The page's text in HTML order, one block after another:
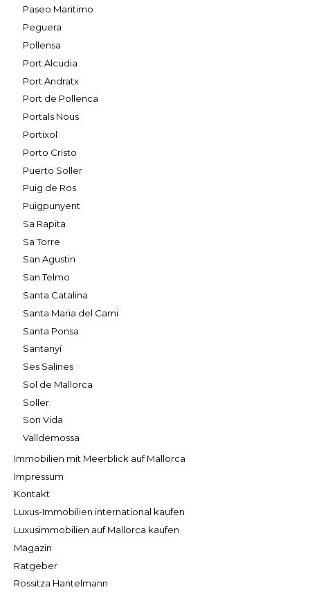
Paseo Maritimo
Peguera
Pollensa
Port Alcudia
Port Andratx
Port de Pollenca
Portals Nous
Portixol
Porto Cristo
Puerto Soller
Puig de Ros
Puigpunyent
Sa Rapita
Sa Torre
San Agustin
San Telmo
Santa Catalina
Santa Maria del Cami
Santa Ponsa
Santanyí
Ses Salines
Sol de Mallorca
Soller
Son Vida
Valldemossa
Immobilien mit Meerblick auf Mallorca
Impressum
Kontakt
Luxus-Immobilien international kaufen
Luxusimmobilien auf Mallorca kaufen
Magazin
Ratgeber
Rossitza Hantelmann